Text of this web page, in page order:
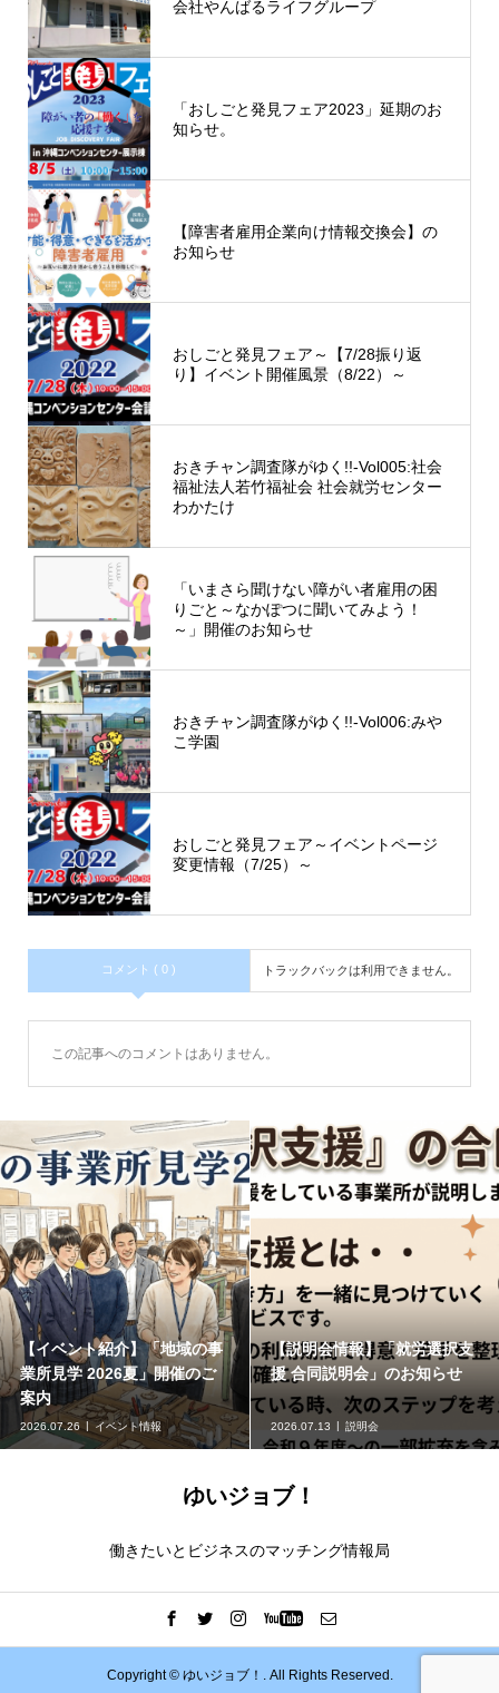
会社やんばるライフグループ
「おしごと発見フェア2023」延期のお
知らせ。
【障害者雇用企業向け情報交換会】の
お知らせ
おしごと発見フェア～【7/28振り返
り】イベント開催風景（8/22）～
おきチャン調査隊がゆく!!-Vol005:社会
福祉法人若竹福祉会 社会就労センター
わかたけ
「いまさら聞けない障がい者雇用の困
りごと～なかぽつに聞いてみよう！
～」開催のお知らせ
おきチャン調査隊がゆく!!-Vol006:みや
こ学園
おしごと発見フェア～イベントページ
変更情報（7/25）～
コメント ( 0 ) トラックバックは利用できません。
この記事へのコメントはありません。
選択支
らせ
【地域の研修案内】ジョブコ
ーチについて関心のある方向
け！オンライン交流会
2026.07.09 外部研修
【地域イベント案内
体験・企業説明会
2026.06.25
ゆいジョブ！
働きたいとビジネスのマッチング情報局
Copyright ©ゆいジョブ！. All Rights Reserved.